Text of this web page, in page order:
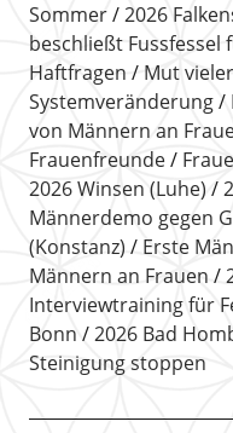
Sommer
2026
beschließt Fussfessel
Haftfragen
Mut
Systemveränderung
von Männern an
Frauenfreunde
2026 Winsen (Luhe)
Männerdemo gegen
(Konstanz)
Erste
Männern an Frauen
Interviewtraining für
Bonn
2026 Bad
Steinigung stoppen